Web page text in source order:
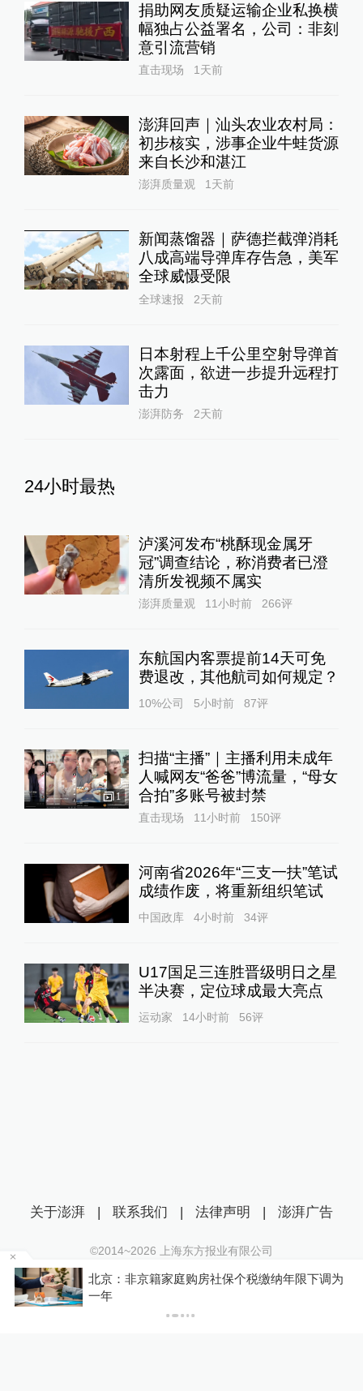
捐助网友质疑运输企业私换横
幅独占公益署名，公司：非刻
意引流营销
直击现场 1天前
澎湃回声｜汕头农业农村局：
初步核实，涉事企业牛蛙货源
来自长沙和湛江
澎湃质量观 1天前
新闻蒸馏器｜萨德拦截弹消耗
八成高端导弹库存告急，美军
全球威慑受限
全球速报 2天前
日本射程上千公里空射导弹首
次露面，欲进一步提升远程打
击力
澎湃防务 2天前
24小时最热
泸溪河发布“桃酥现金属牙
冠”调查结论，称消费者已澄
清所发视频不属实
澎湃质量观 11小时前 266评
东航国内客票提前14天可免
费退改，其他航司如何规定？
10%公司 5小时前 87评
1
扫描“主播”｜主播利用未成年
人喊网友“爸爸”博流量，“母女
合拍”多账号被封禁
直击现场 11小时前 150评
河南省2026年“三支一扶”笔试
成绩作废，将重新组织笔试
中国政库 4小时前 34评
U17国足三连胜晋级明日之星
半决赛，定位球成最大亮点
运动家 14小时前 56评
北京：非京籍家庭购房社保个税缴纳年限下调为
一年
关于澎湃 | 联系我们 | 法律声明 | 澎湃广告
©2014~2026 上海东方报业有限公司
沪ICP证：沪B2-20170116 | 沪ICP备14003370号
互联网新闻信息服务许可证：31120170006
沪公网安备 31010602000299号